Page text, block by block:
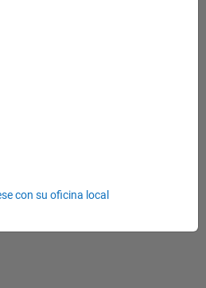
and Campaigns
|
Coordinator (temp)
con su oficina local